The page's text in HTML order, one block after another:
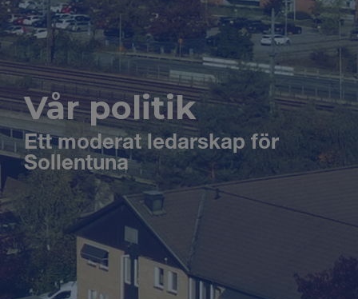
Vår politik
Ett moderat ledarskap för
Sollentuna